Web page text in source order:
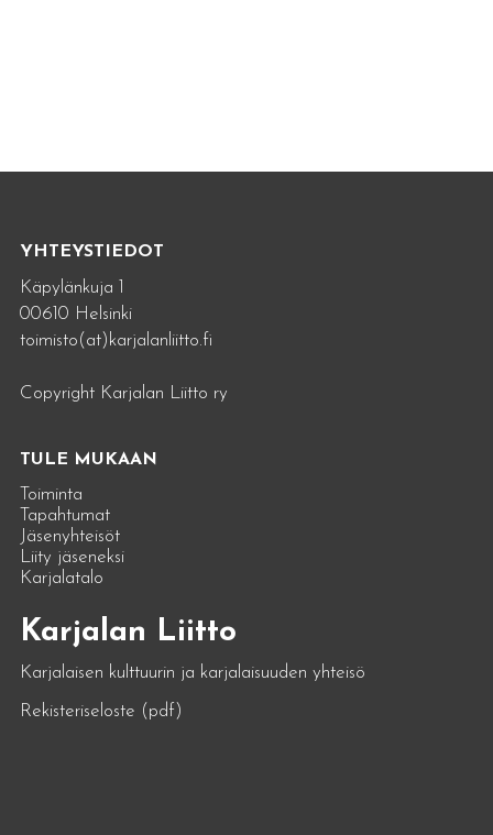
YHTEYSTIEDOT
Käpylänkuja 1
00610 Helsinki
toimisto(at)karjalanliitto.fi
Copyright Karjalan Liitto ry
TULE MUKAAN
Toiminta
Tapahtumat
Jäsenyhteisöt
Liity jäseneksi
Karjalatalo
Karjalan Liitto
Karjalaisen kulttuurin ja karjalaisuuden yhteisö
Rekisteriseloste (pdf)